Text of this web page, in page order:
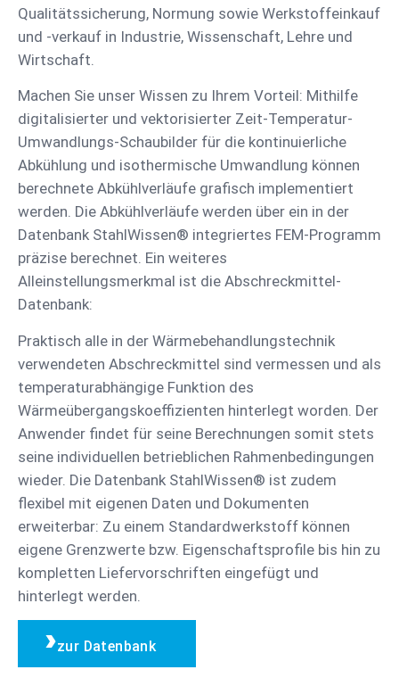
Qualitätssicherung, Normung sowie Werkstoffeinkauf
und -verkauf in Industrie, Wissenschaft, Lehre und
Wirtschaft.
Machen Sie unser Wissen zu Ihrem Vorteil: Mithilfe
digitalisierter und vektorisierter Zeit-Temperatur-
Umwandlungs-Schaubilder für die kontinuierliche
Abkühlung und isothermische Umwandlung können
berechnete Abkühlverläufe grafisch implementiert
werden. Die Abkühlverläufe werden über ein in der
Datenbank StahlWissen® integriertes FEM-Programm
präzise berechnet. Ein weiteres
Alleinstellungsmerkmal ist die Abschreckmittel-
Datenbank:
Praktisch alle in der Wärmebehandlungstechnik
verwendeten Abschreckmittel sind vermessen und als
temperaturabhängige Funktion des
Wärmeübergangskoeffizienten hinterlegt worden. Der
Anwender findet für seine Berechnungen somit stets
seine individuellen betrieblichen Rahmenbedingungen
wieder. Die Datenbank StahlWissen® ist zudem
flexibel mit eigenen Daten und Dokumenten
erweiterbar: Zu einem Standardwerkstoff können
eigene Grenzwerte bzw. Eigenschaftsprofile bis hin zu
kompletten Liefervorschriften eingefügt und
hinterlegt werden.
zur Datenbank